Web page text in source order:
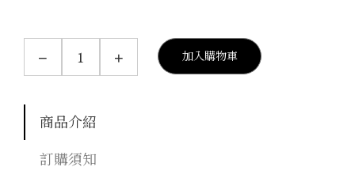
－
數
− + 加入購物車
商品介紹
訂購須知